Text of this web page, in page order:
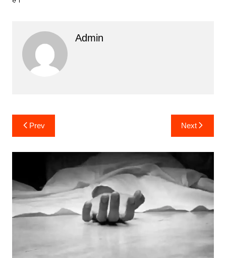
Admin
Post
navigation
Prev Next